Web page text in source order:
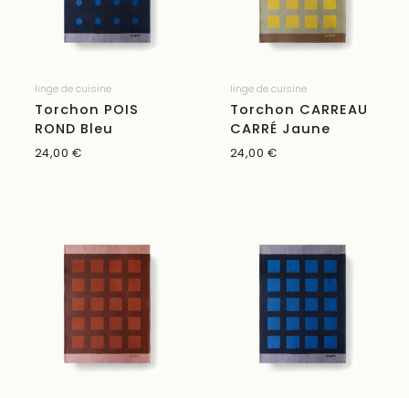
linge de cuisine
Torchon POIS
ROND Bleu
24,00 €
linge de cuisine
Torchon CARREAU
CARRÉ Jaune
24,00 €